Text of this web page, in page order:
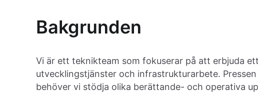
Bakgrunden
Vi är ett teknikteam som fokuserar på att erbjuda
utvecklingstjänster och infrastrukturarbete.
behöver vi stödja olika berättande- och operativa